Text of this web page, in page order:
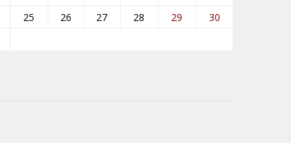
25 26 27 28 29
30